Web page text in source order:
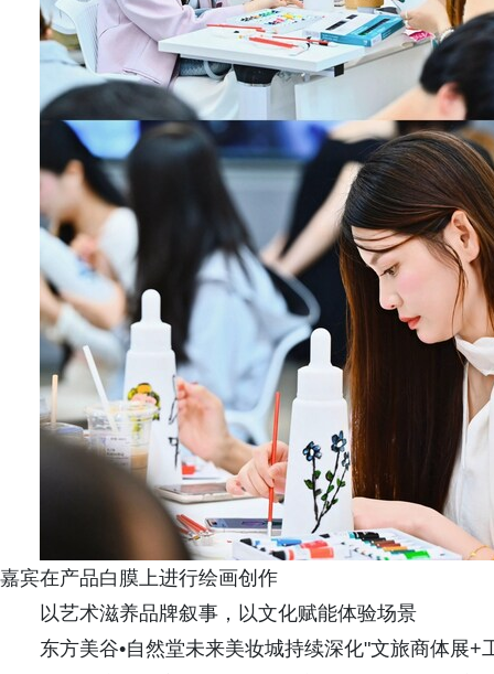
嘉宾在产品白膜上进行绘画创作
以艺术滋养品牌叙事，以文化赋能体验场景
东方美谷•自然堂未来美妆城持续深化"文旅商体展